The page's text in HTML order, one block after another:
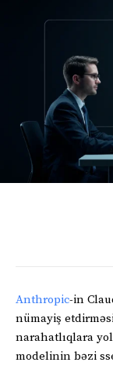
Anthropic-in
nümayiş
narahatlıqlara yol
modelinin bəzi